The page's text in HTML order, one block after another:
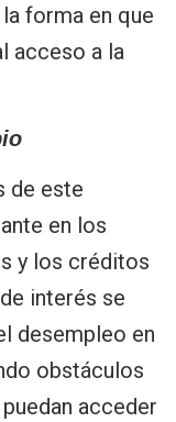
forma en que
acceso a la
de este
en los
y los créditos
interés se
desempleo en
obstáculos
acceder